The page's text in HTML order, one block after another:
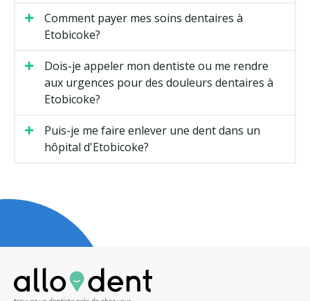
Comment payer mes soins dentaires à
Etobicoke?
Dois-je appeler mon dentiste ou me rendre
aux urgences pour des douleurs dentaires à
Etobicoke?
Puis-je me faire enlever une dent dans un
hôpital d'Etobicoke?